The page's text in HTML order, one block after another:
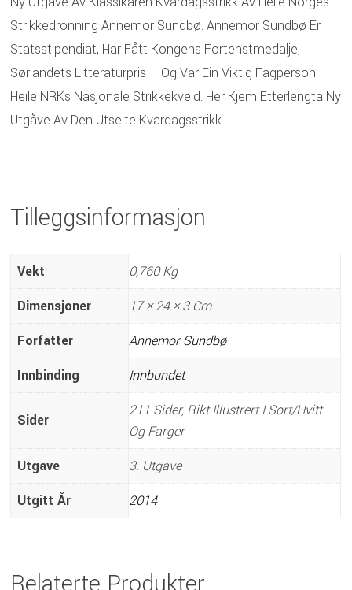
Strikkedronning Annemor Sundbø. Annemor Sundbø Er
Statsstipendiat, Har Fått Kongens Fortenstmedalje,
Sørlandets Litteraturpris – Og Var Ein Viktig Fagperson I
Heile NRKs Nasjonale Strikkekveld. Her Kjem Etterlengta Ny
Utgåve Av Den Utselte Kvardagsstrikk.
Tilleggsinformasjon
Vekt
0,760 Kg
Dimensjoner
17 × 24 × 3 Cm
Forfatter
Annemor Sundbø
Innbinding
Innbundet
Sider
211 Sider, Rikt Illustrert I Sort/hvitt
Og Farger
Utgave
3. Utgave
Utgitt År
2014